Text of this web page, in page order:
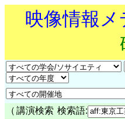
映像情報
（ 講演検索 検索語: